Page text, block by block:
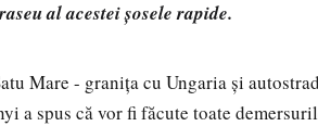
al acestei șosele rapide.
Mare - granița cu Ungaria și
a spus că vor fi făcute toate